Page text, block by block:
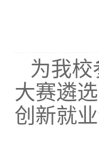
为我校
大赛遴
创新就